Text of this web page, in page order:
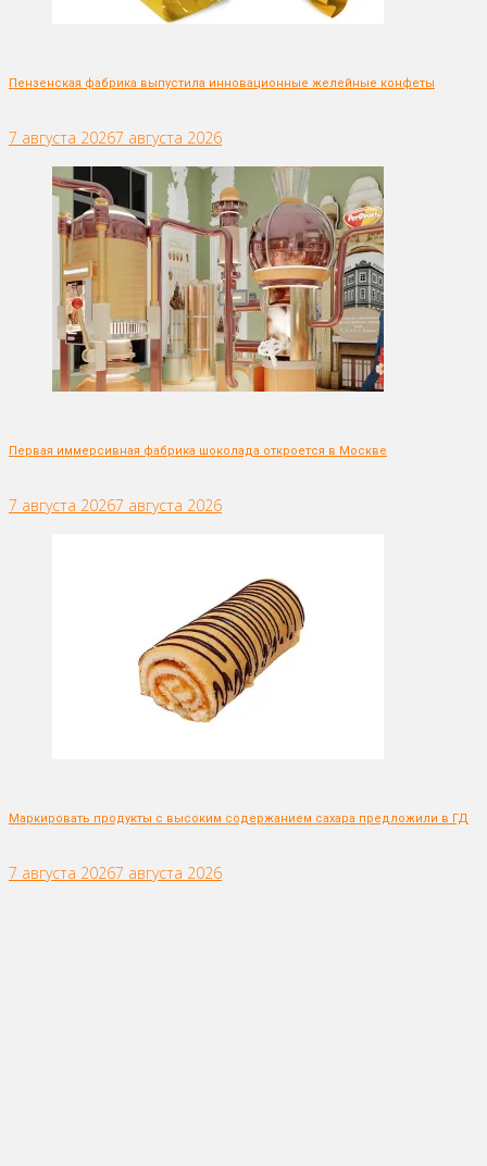
Пензенская фабрика выпустила инновационные желейные конфеты
7 августа 20267 августа 2026
Первая иммерсивная фабрика шоколада откроется в Москве
7 августа 20267 августа 2026
Маркировать продукты с высоким содержанием сахара предложили в ГД
7 августа 20267 августа 2026